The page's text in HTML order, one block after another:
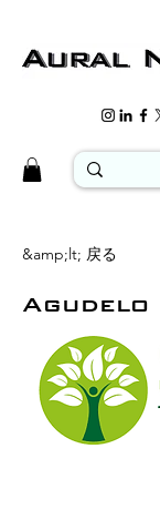
&amp;lt; 戻る
Agudelo